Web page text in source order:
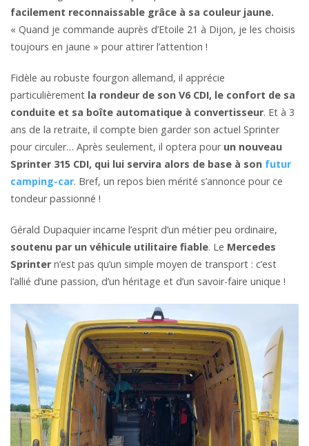
facilement reconnaissable grâce à sa couleur jaune.
« Quand je commande auprès d’Etoile 21 à Dijon, je les choisis
toujours en jaune » pour attirer l’attention !
Fidèle au robuste fourgon allemand, il apprécie
particulièrement la rondeur de son V6 CDI, le confort de sa
conduite et sa boîte automatique à convertisseur. Et à 3
ans de la retraite, il compte bien garder son actuel Sprinter
pour circuler… Après seulement, il optera pour un nouveau
Sprinter 315 CDI, qui lui servira alors de base à son futur
camping-car. Bref, un repos bien mérité s’annonce pour ce
tondeur passionné !
Gérald Dupaquier incarne l’esprit d’un métier peu ordinaire,
soutenu par un véhicule utilitaire fiable. Le Mercedes
Sprinter n’est pas qu’un simple moyen de transport : c’est
l’allié d’une passion, d’un héritage et d’un savoir-faire unique !